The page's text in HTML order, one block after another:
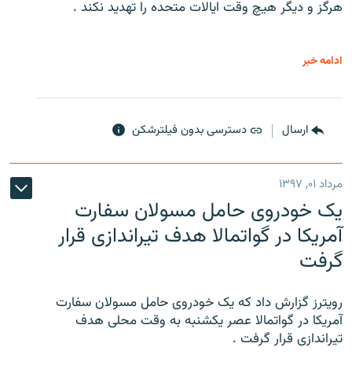
هرگز و دیگر هیچ وقت ایالات متحده را تهدید نکند .
ادامه خبر
ارسال دسترسی بدون فیلترشکن
مرداد ۰۱, ۱۳۹۷
یک خودروی حامل مسولان سفارت
آمریکا در گواتمالا هدف تیراندازی قرار
گرفت
رویترز گزارش داد که یک خودروی حامل مسولان سفارت
آمریکا در گواتمالا عصر یکشنبه به وقت محلی هدف
تیراندازی قرار گرفت .